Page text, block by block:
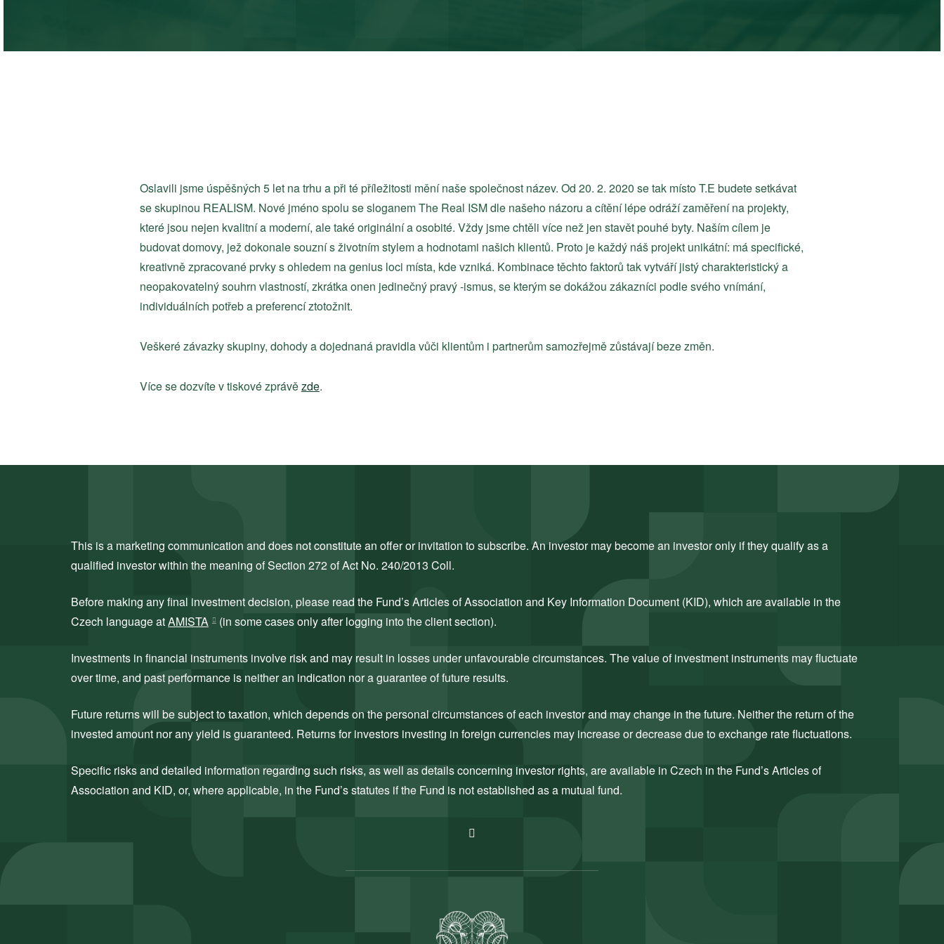
Oslavili jsme úspěšných 5 let na trhu a při té příležitosti mění naše společnost název. Od 20. 2. 2020 se tak místo T.E budete setkávat
se skupinou REALISM. Nové jméno spolu se sloganem The Real ISM dle našeho názoru a cítění lépe odráží zaměření na projekty,
které jsou nejen kvalitní a moderní, ale také originální a osobité. Vždy jsme chtěli více než jen stavět pouhé byty. Naším cílem je
budovat domovy, jež dokonale souzní s životním stylem a hodnotami našich klientů. Proto je každý náš projekt unikátní: má specifické,
kreativně zpracované prvky s ohledem na genius loci místa, kde vzniká. Kombinace těchto faktorů tak vytváří jistý charakteristický a
neopakovatelný souhrn vlastností, zkrátka onen jedinečný pravý -ismus, se kterým se dokážou zákazníci podle svého vnímání,
individuálních potřeb a preferencí ztotožnit.
Veškeré závazky skupiny, dohody a dojednaná pravidla vůči klientům i partnerům samozřejmě zůstávají beze změn.
Více se dozvíte v tiskové zprávězde.
This is a marketing communication and does not constitute an offer or invitation to subscribe. An investor may become an investor only if they qualify as a
qualified investor within the meaning of Section 272 of Act No. 240/2013 Coll.
Before making any final investment decision, please read the Fund’s Articles of Association and Key Information Document (KID), which are available in the
Czech language atAMISTA (in some cases only after logging into the client section).
Investments in financial instruments involve risk and may result in losses under unfavourable circumstances. The value of investment instruments may fluctuate
over time, and past performance is neither an indication nor a guarantee of future results.
Future returns will be subject to taxation, which depends on the personal circumstances of each investor and may change in the future. Neither the return of the
invested amount nor any yield is guaranteed. Returns for investors investing in foreign currencies may increase or decrease due to exchange rate fluctuations.
Specific risks and detailed information regarding such risks, as well as details concerning investor rights, are available in Czech in the Fund’s Articles of
Association and KID, or, where applicable, in the Fund’s statutes if the Fund is not established as a mutual fund.